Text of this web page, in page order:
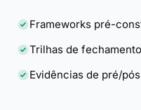
Frameworks pré-
Trilhas de
Evidências de pré/